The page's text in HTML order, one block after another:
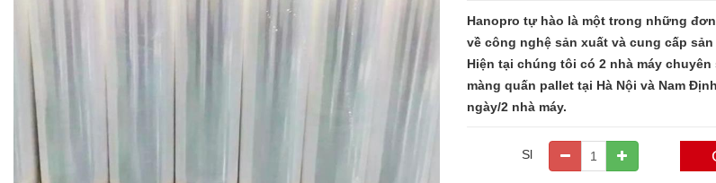
Hanopro tự hào là một trong những
về công nghệ sản xuất và cung cấp
Hiện tại chúng tôi có 2 nhà máy
màng quấn pallet tại Hà Nội và Nam
ngày/2 nhà máy.
Sl